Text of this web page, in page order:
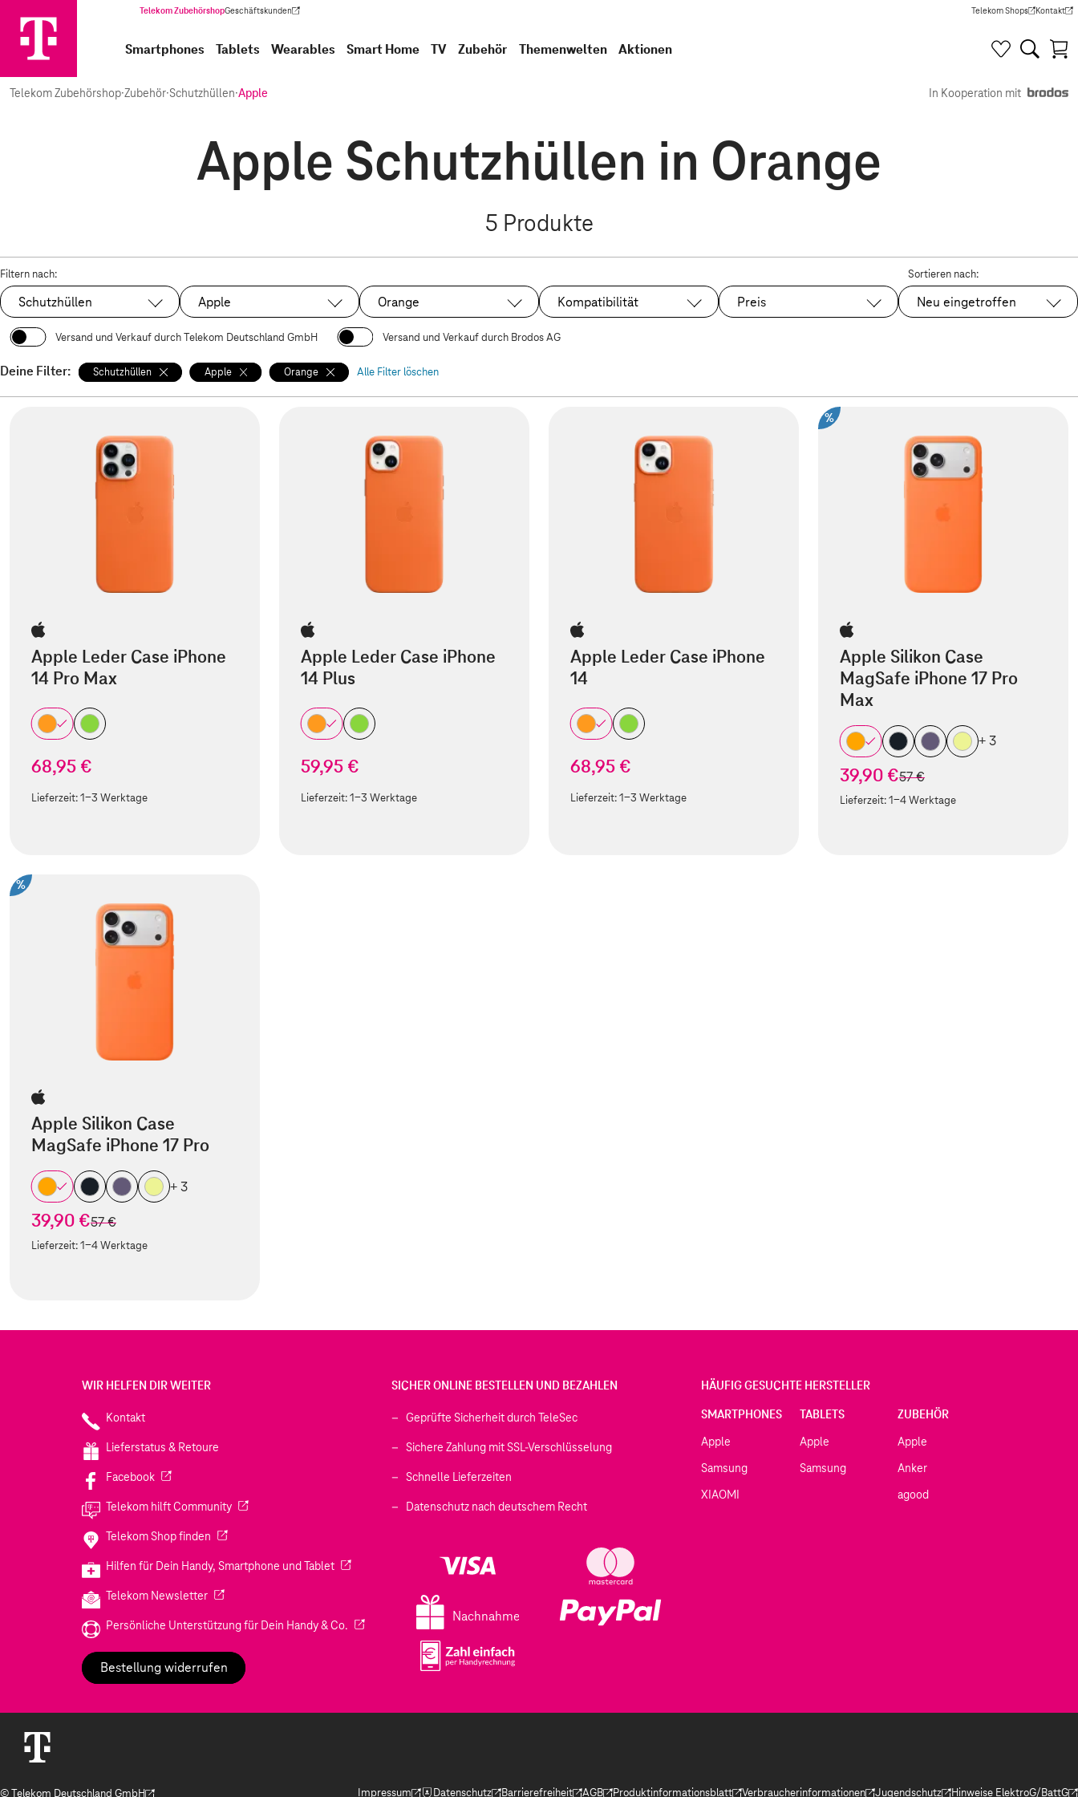
Telekom ZubehörshopGeschäftskunden
(Wird in einem neuen Tab geöffnet) Telekom Shops
(Wird in einem neuen Tab
Kontakt
(Wird in
Smartphones Tablets Wearables Smart Home TV Zubehör Themenwelten Aktionen
Telekom Zubehörshop·Zubehör·Schutzhüllen·Apple In Kooperation mit
Apple Schutzhüllen in Orange
5 Produkte
Filtern nach:
Ausgewählt:
Schutzhüllen Ausgewählt:
Apple Ausgewählt:
Orange Kompatibilität Preis
Sortieren nach:
Ausgewählt:
Neu eingetroffen
Versand und Verkauf durch Telekom Deutschland GmbH Versand und Verkauf durch Brodos AG
Deine Filter: Schutzhüllen Apple Orange Alle Filter löschen
Apple Leder Case iPhone
14 Pro Max
68,95 €
Lieferzeit:1-3 Werktage
Apple Leder Case iPhone
14 Plus
59,95 €
Lieferzeit:1-3 Werktage
Apple Leder Case iPhone
14
68,95 €
Lieferzeit:1-3 Werktage
%
Apple Silikon Case
MagSafe iPhone 17 Pro
Max
+ 3
39,90 €statt
57 €
Lieferzeit:1-4 Werktage
%
Apple Silikon Case
MagSafe iPhone 17 Pro
+ 3
39,90 €statt
57 €
Lieferzeit:1-4 Werktage
WIR HELFEN DIR WEITER
Kontakt
Lieferstatus & Retoure
Facebook(Wird in einem neuen Tab geöffnet)
Telekom hilft Community(Wird in einem neuen Tab geöffnet)
Telekom Shop finden (Wird in einem neuen Tab geöffnet)
Hilfen für Dein Handy, Smartphone und Tablet(Wird in einem neuen Tab geöffnet)
Telekom Newsletter(Wird in einem neuen Tab geöffnet)
Persönliche Unterstützung für Dein Handy & Co. (Wird in einem neuen Tab geöffnet)
Bestellung widerrufen
SICHER ONLINE BESTELLEN UND BEZAHLEN
Geprüfte Sicherheit durch TeleSec
Sichere Zahlung mit SSL-Verschlüsselung
Schnelle Lieferzeiten
Datenschutz nach deutschem Recht
Nachnahme
HÄUFIG GESUCHTE HERSTELLER
SMARTPHONES
Apple
Samsung
XIAOMI
TABLETS
Apple
Samsung
ZUBEHÖR
Apple
Anker
agood
© Telekom Deutschland GmbH Impressum Datenschutz Barrierefreiheit AGB Produktinformationsblatt Verbraucherinformationen Jugendschutz Hinweise ElektroG/BattG